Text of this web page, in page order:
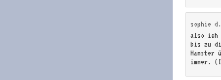
sophie d.
also ich
bis zu
Hamster
immer.